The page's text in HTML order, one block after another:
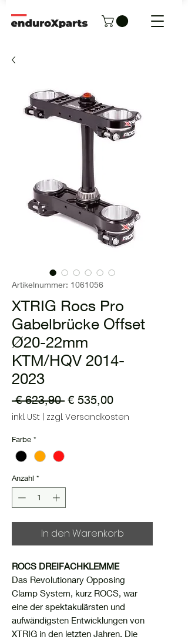
Artikelnummer: 1061056
XTRIG Rocs Pro
Gabelbrücke Offset
Ø20-22mm
KTM/HQV 2014-
2023
€ 623,90 Standardpreis
€ 535,00Sale-
Preis
inkl. USt zzgl. Versandkosten
Farbe *
Anzahl *
In den Warenkorb
ROCS DREIFACHKLEMME
Das Revolutionary Opposing
Clamp System, kurz ROCS, war
eine der spektakulärsten und
aufwändigsten Entwicklungen von
XTRIG in den letzten Jahren. Die